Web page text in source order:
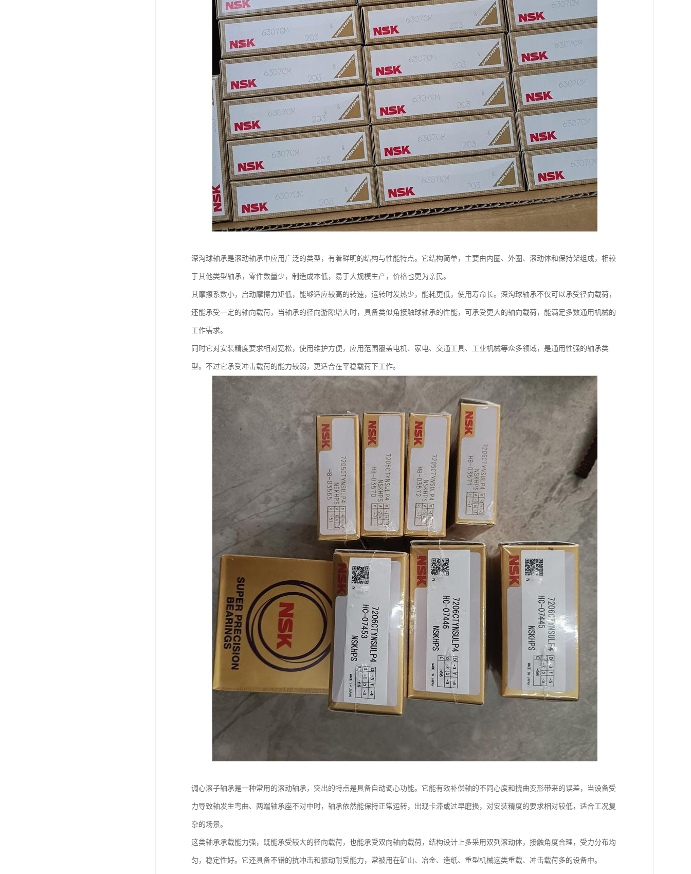
深沟球轴承是滚动轴承中应用广泛的类型，有着鲜明的结构与性能特点。它结构简单，主要由内圈、外圈、滚动体和保持架组成，相较
于其他类型轴承，零件数量少，制造成本低，易于大规模生产，价格也更为亲民。
其摩擦系数小，启动摩擦力矩低，能够适应较高的转速，运转时发热少，能耗更低，使用寿命长。深沟球轴承不仅可以承受径向载荷，
还能承受一定的轴向载荷，当轴承的径向游隙增大时，具备类似角接触球轴承的性能，可承受更大的轴向载荷，能满足多数通用机械的
工作需求。
同时它对安装精度要求相对宽松，使用维护方便，应用范围覆盖电机、家电、交通工具、工业机械等众多领域，是通用性强的轴承类
型。不过它承受冲击载荷的能力较弱，更适合在平稳载荷下工作。
调心滚子轴承是一种常用的滚动轴承，突出的特点是具备自动调心功能。它能有效补偿轴的不同心度和挠曲变形带来的误差，当设备受
力导致轴发生弯曲、两端轴承座不对中时，轴承依然能保持正常运转，出现卡滞或过早磨损，对安装精度的要求相对较低，适合工况复
杂的场景。
这类轴承承载能力强，既能承受较大的径向载荷，也能承受双向轴向载荷，结构设计上多采用双列滚动体，接触角度合理，受力分布均
匀，稳定性好。它还具备不错的抗冲击和振动耐受能力，常被用在矿山、冶金、造纸、重型机械这类重载、冲击载荷多的设备中。